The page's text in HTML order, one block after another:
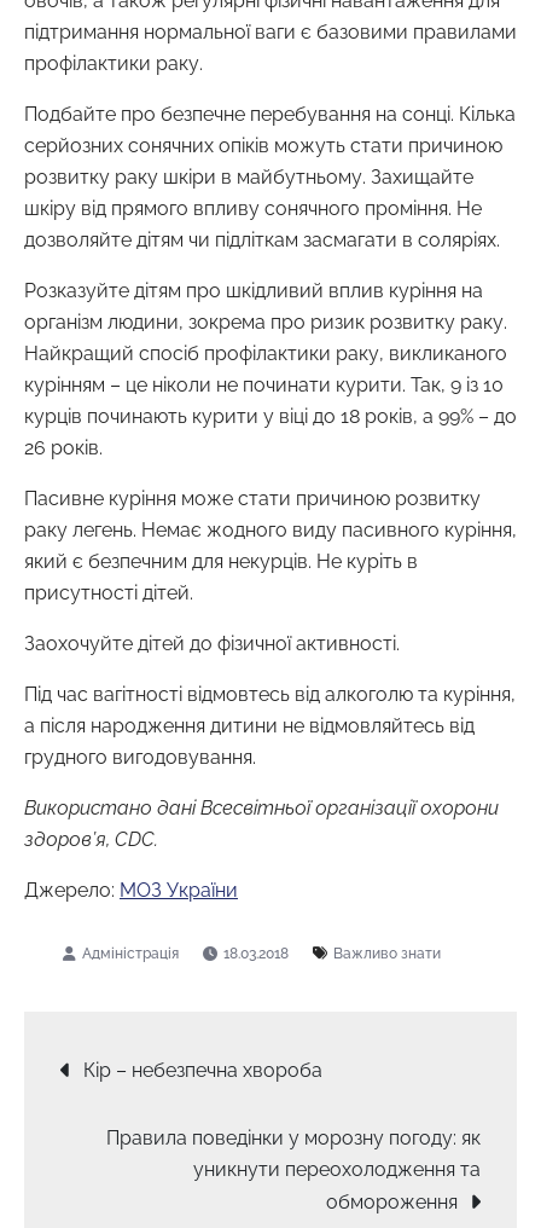
підтримання нормальної ваги є базовими правилами
профілактики раку.
Подбайте про безпечне перебування на сонці. Кілька
серйозних сонячних опіків можуть стати причиною
розвитку раку шкіри в майбутньому. Захищайте
шкіру від прямого впливу сонячного проміння. Не
дозволяйте дітям чи підліткам засмагати в соляріях.
Розказуйте дітям про шкідливий вплив куріння на
організм людини, зокрема про ризик розвитку раку.
Найкращий спосіб профілактики раку, викликаного
курінням – це ніколи не починати курити. Так, 9 із 10
курців починають курити у віці до 18 років, а 99% – до
26 років.
Пасивне куріння може стати причиною розвитку
раку легень. Немає жодного виду пасивного куріння,
який є безпечним для некурців. Не куріть в
присутності дітей.
Заохочуйте дітей до фізичної активності.
Під час вагітності відмовтесь від алкоголю та куріння,
а після народження дитини не відмовляйтесь від
грудного вигодовування.
Використано дані Всесвітньої організації охорони
здоров’я, CDC.
Джерело: МОЗ України
18.03.2018 Важливо знати
Навігація
записів
Кір – небезпечна хвороба
Правила поведінки у морозну погоду: як
уникнути переохолодження та
обмороження